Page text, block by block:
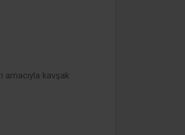
amacıyla kavşak